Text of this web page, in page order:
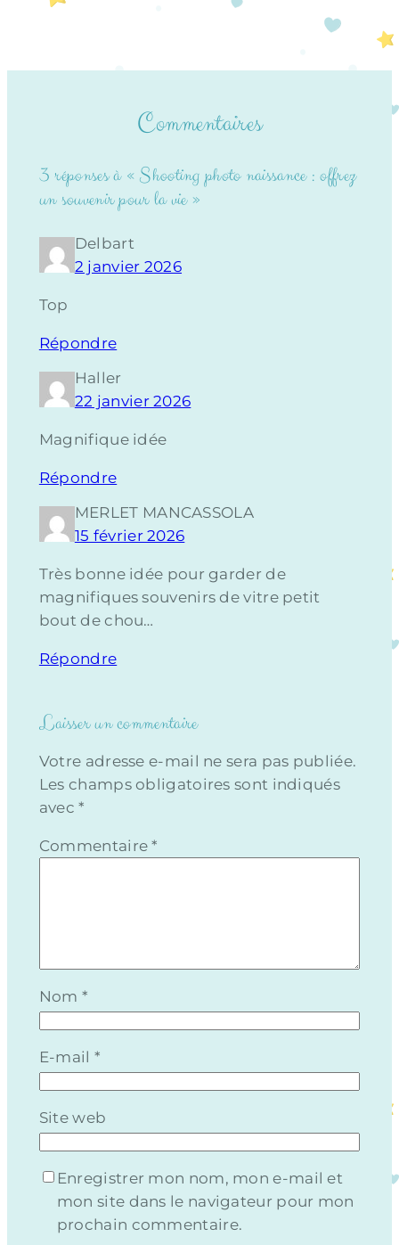
Commentaires
3 réponses à « Shooting photo naissance : offrez
un souvenir pour la vie »
Delbart
2 janvier 2026
Top
Répondre
Haller
22 janvier 2026
Magnifique idée
Répondre
MERLET MANCASSOLA
15 février 2026
Très bonne idée pour garder de
magnifiques souvenirs de vitre petit
bout de chou…
Répondre
Laisser un commentaire
Votre adresse e-mail ne sera pas publiée.
Les champs obligatoires sont indiqués
avec*
Commentaire*
Nom*
E-mail *
Site web
Enregistrer mon nom, mon e-mail et
mon site dans le navigateur pour mon
prochain commentaire.